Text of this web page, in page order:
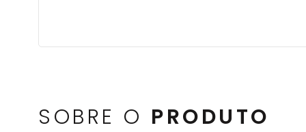
SOBRE O PRODUTO